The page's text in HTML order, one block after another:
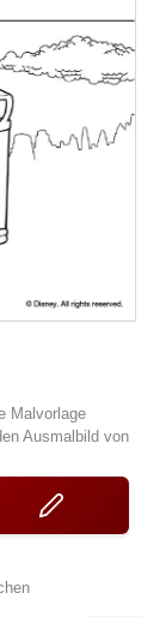
Malvorlage
Ausmalbild von